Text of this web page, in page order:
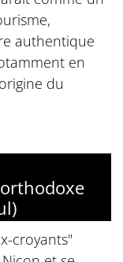
authentique
en
du
croyants"